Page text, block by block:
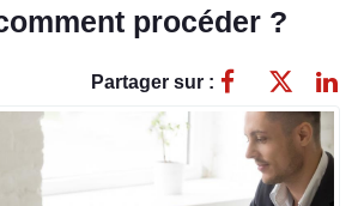
procéder ?
Partager sur :